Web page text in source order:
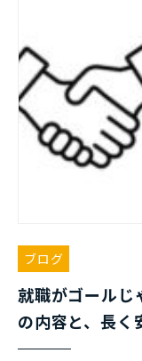
ブログ
就職がゴールじ
の内容と、長く